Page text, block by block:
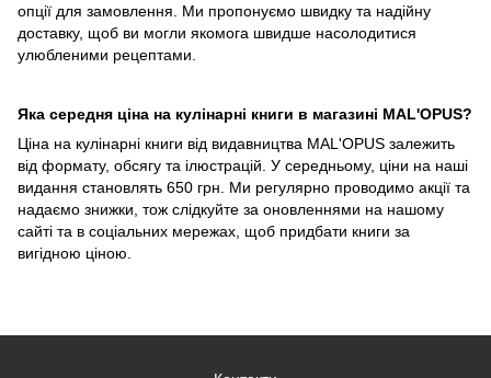
опції для замовлення. Ми пропонуємо швидку та надійну
доставку, щоб ви могли якомога швидше насолодитися
улюбленими рецептами.
Яка середня ціна на кулінарні книги в магазині MAL'OPUS?
Ціна на кулінарні книги від видавництва MAL'OPUS залежить
від формату, обсягу та ілюстрацій. У середньому, ціни на наші
видання становлять 650 грн. Ми регулярно проводимо акції та
надаємо знижки, тож слідкуйте за оновленнями на нашому
сайті та в соціальних мережах, щоб придбати книги за
вигідною ціною.